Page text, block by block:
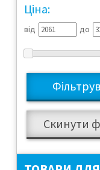
Ціна:
від до